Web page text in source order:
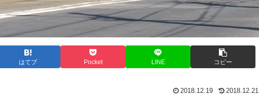
はてブ Pocket LINE コピー
2018.12.19 2018.12.21